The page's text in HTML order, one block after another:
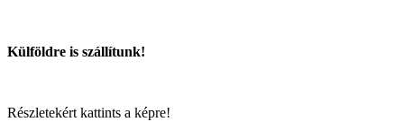
Külföldre is szállítunk!
Részletekért kattints a képre!